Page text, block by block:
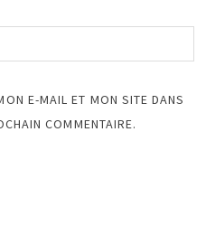
E-MAIL ET MON SITE DANS
COMMENTAIRE.